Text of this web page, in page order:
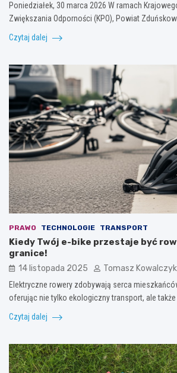
Poniedziałek, 30 marca 2026 W ramach
Zwiększania Odporności (KPO), Powiat
Czytaj dalej
PRAWO TECHNOLOGIE TRANSPORT
Kiedy Twój e-bike przestaje być
granice!
14 listopada 2025 Tomasz Kowalczyk
Elektryczne rowery zdobywają serca
oferując nie tylko ekologiczny transport, ale także
Czytaj dalej